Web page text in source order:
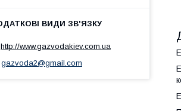
http://www.gazvodakiev.com.ua
gazvoda2@gmail.com